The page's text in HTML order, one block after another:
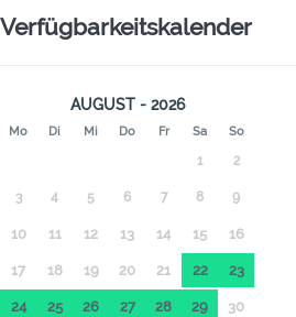
Verfügbarkeitskalender
AUGUST - 2026
Mo Di Mi Do Fr Sa So
1 2
3 4 5 6 7 8 9
10 11 12 13 14 15 16
17 18 19 20 21 22 23
24 25 26 27 28 29 30